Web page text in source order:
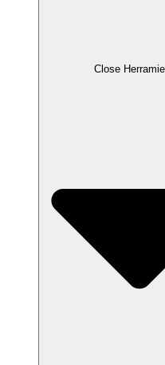
Close